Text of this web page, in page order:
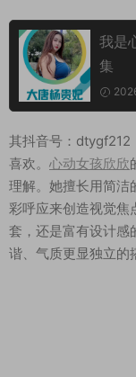
我是
集
其抖音号：dtygf212
喜欢。 心动女孩欣欣
理解。她擅长用简洁
彩呼应来创造视觉焦
套，还是富有设计感
谐、气质更显独立的